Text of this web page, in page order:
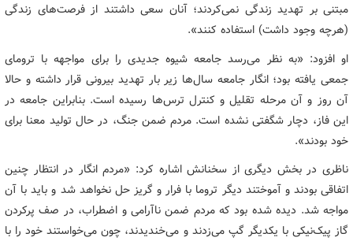
مبتنی بر تهدید زندگی نمی‌کردند؛ آنان سعی داشتند از فرصت‌های زندگی
(هرچه وجود داشت) استفاده کنند».
او افزود: «به نظر می‌رسد جامعه شیوه جدیدی را برای مواجهه با ترومای
جمعی یافته بود؛ انگار جامعه سال‌ها زیر بار تهدید بیرونی قرار داشته و حالا
آن روز و آن مرحله تقلیل و کنترل ترس‌ها رسیده است. بنابراین جامعه در
این فاز، دچار شگفتی نشده است. مردم ضمن جنگ، در حال تولید معنا برای
خود بودند».
ناظری در بخش دیگری از سخنانش اشاره کرد: «مردم انگار در انتظار چنین
اتفاقی بودند و آموختند دیگر تروما با فرار و گریز حل نخواهد شد و باید با آن
مواجه شد. دیده شده بود که مردم ضمن ناآرامی و اضطراب، در صف پرکردن
گاز پیک‌نیکی با یکدیگر گپ می‌زدند و می‌خندیدند، چون می‌خواستند خود را با